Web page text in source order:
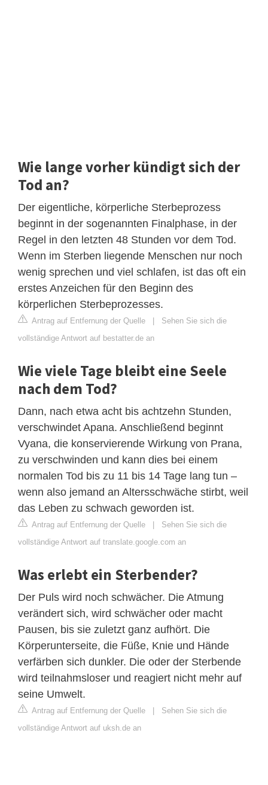
Wie lange vorher kündigt sich der
Tod an?
Der eigentliche, körperliche Sterbeprozess
beginnt in der sogenannten Finalphase, in der
Regel in den letzten 48 Stunden vor dem Tod.
Wenn im Sterben liegende Menschen nur noch
wenig sprechen und viel schlafen, ist das oft ein
erstes Anzeichen für den Beginn des
körperlichen Sterbeprozesses.
Antrag auf Entfernung der Quelle | Sehen Sie sich die
vollständige Antwort auf bestatter.de an
Wie viele Tage bleibt eine Seele
nach dem Tod?
Dann, nach etwa acht bis achtzehn Stunden,
verschwindet Apana. Anschließend beginnt
Vyana, die konservierende Wirkung von Prana,
zu verschwinden und kann dies bei einem
normalen Tod bis zu 11 bis 14 Tage lang tun –
wenn also jemand an Altersschwäche stirbt, weil
das Leben zu schwach geworden ist.
Antrag auf Entfernung der Quelle | Sehen Sie sich die
vollständige Antwort auf translate.google.com an
Was erlebt ein Sterbender?
Der Puls wird noch schwächer. Die Atmung
verändert sich, wird schwächer oder macht
Pausen, bis sie zuletzt ganz aufhört. Die
Körperunterseite, die Füße, Knie und Hände
verfärben sich dunkler. Die oder der Sterbende
wird teilnahmsloser und reagiert nicht mehr auf
seine Umwelt.
Antrag auf Entfernung der Quelle | Sehen Sie sich die
vollständige Antwort auf uksh.de an